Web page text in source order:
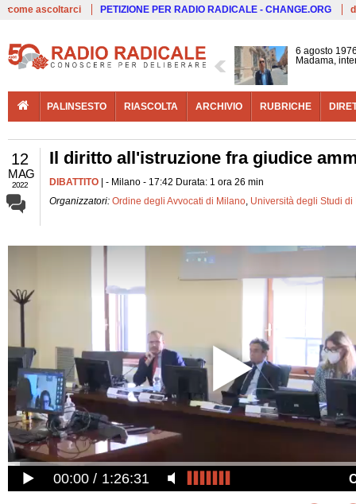
come ascoltarci PETIZIONE PER RADIO RADICALE - CHANGE.ORG
6 agosto
Madama,
PALINSESTO RIASCOLTA ARCHIVIO RUBRICHE
12
MAG
2022
Il diritto all'istruzione fra giudice
DIBATTITO | - Milano - 17:42 Durata: 1 ora 26 min
Organizzatori: Ordine degli Avvocati di Milano, Università degli Studi di
00:00 1:26:31